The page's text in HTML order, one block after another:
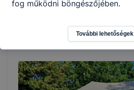
Vezetőség
fog működni böngészőjében.
További lehetőségek